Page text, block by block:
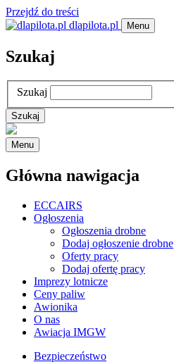
Przejdź do treści
dlapilota.pl
Menu
Szukaj
Szukaj
Menu
Główna nawigacja
ECCAIRS
Ogłoszenia
Ogłoszenia drobne
Dodaj ogłoszenie drobne
Oferty pracy
Dodaj ofertę pracy
Imprezy lotnicze
Ceny paliw
Awionika
O nas
Awiacja IMGW
Bezpieczeństwo